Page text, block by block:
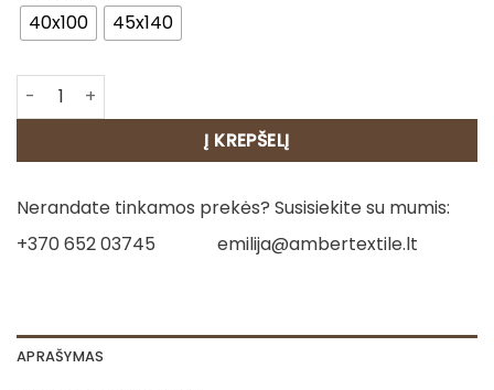
40x100 45x140
produkto kiekis: Stalo takelis - Levandos 5
Į KREPŠELĮ
Nerandate tinkamos prekės? Susisiekite su mumis:
+370 652 03745
emilija@ambertextile.lt
APRAŠYMAS